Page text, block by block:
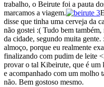
trabalho, o Beirute foi a pauta
marcamos a viagem.
disse que tinha uma cerveja da
não gostei :( Tudo bem
da cidade, segundo muita
almoço, porque eu realmente
finalizando com pudim de leite
provar o tal Kibeirute, que é um
e acompanhado com um molho
não. Bem gostoso mesmo.